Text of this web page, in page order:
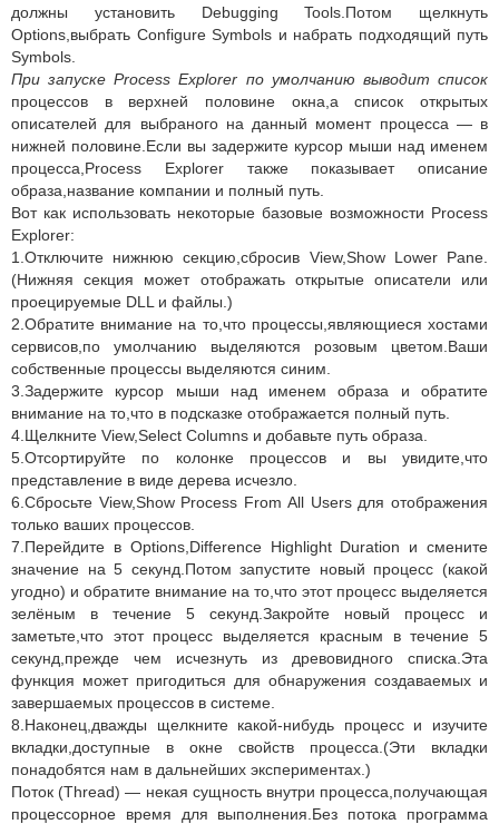
должны установить Debugging Tools.Потом щелкнуть
Options,выбрать Configure Symbols и набрать подходящий путь
Symbols.
При запуске Process Explorer по умолчанию выводит список
процессов в верхней половине окна,а список открытых
описателей для выбраного на данный момент процесса — в
нижней половине.Если вы задержите курсор мыши над именем
процесса,Process Explorer также показывает описание
образа,название компании и полный путь.
Вот как использовать некоторые базовые возможности Process
Explorer:
1.Отключите нижнюю секцию,сбросив View,Show Lower Pane.
(Нижняя секция может отображать открытые описатели или
проецируемые DLL и файлы.)
2.Обратите внимание на то,что процессы,являющиеся хостами
сервисов,по умолчанию выделяются розовым цветом.Ваши
собственные процессы выделяются синим.
3.Задержите курсор мыши над именем образа и обратите
внимание на то,что в подсказке отображается полный путь.
4.Щелкните View,Select Columns и добавьте путь образа.
5.Отсортируйте по колонке процессов и вы увидите,что
представление в виде дерева исчезло.
6.Сбросьте View,Show Process From All Users для отображения
только ваших процессов.
7.Перейдите в Options,Difference Highlight Duration и смените
значение на 5 секунд.Потом запустите новый процесс (какой
угодно) и обратите внимание на то,что этот процесс выделяется
зелёным в течение 5 секунд.Закройте новый процесс и
заметьте,что этот процесс выделяется красным в течение 5
секунд,прежде чем исчезнуть из древовидного списка.Эта
функция может пригодиться для обнаружения создаваемых и
завершаемых процессов в системе.
8.Наконец,дважды щелкните какой-нибудь процесс и изучите
вкладки,доступные в окне свойств процесса.(Эти вкладки
понадобятся нам в дальнейших экспериментах.)
Поток (Thread) — некая сущность внутри процесса,получающая
процессорное время для выполнения.Без потока программа